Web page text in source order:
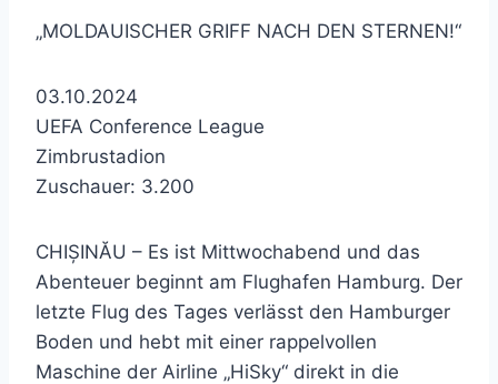
„MOLDAUISCHER GRIFF NACH DEN STERNEN!“
03.10.2024
UEFA Conference League
Zimbrustadion
Zuschauer: 3.200
CHIȘINĂU – Es ist Mittwochabend und das
Abenteuer beginnt am Flughafen Hamburg. Der
letzte Flug des Tages verlässt den Hamburger
Boden und hebt mit einer rappelvollen
Maschine der Airline „HiSky“ direkt in die